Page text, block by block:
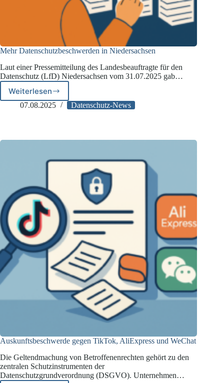
Mehr Datenschutzbeschwerden in Niedersachsen
Laut einer Pressemitteilung des Landesbeauftragte für den
Datenschutz (LfD) Niedersachsen vom 31.07.2025 gab…
Weiterlesen
Mehr
Datenschutzbeschwerden
07.08.2025 Datenschutz-News
Auskunftsbeschwerde gegen TikTok, AliExpress und WeChat
Die Geltendmachung von Betroffenenrechten gehört zu den
zentralen Schutzinstrumenten der
Datenschutzgrundverordnung (DSGVO). Unternehmen…